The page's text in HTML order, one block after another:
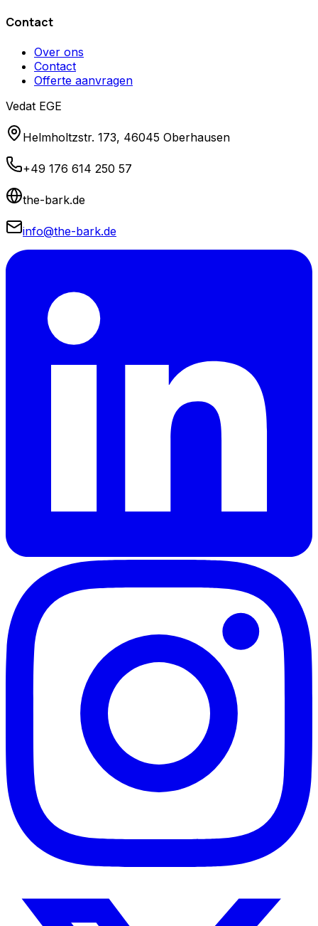
Contact
Over ons
Contact
Offerte aanvragen
Vedat EGE
Helmholtzstr. 173, 46045 Oberhausen
+49 176 614 250 57
the-bark.de
info@the-bark.de